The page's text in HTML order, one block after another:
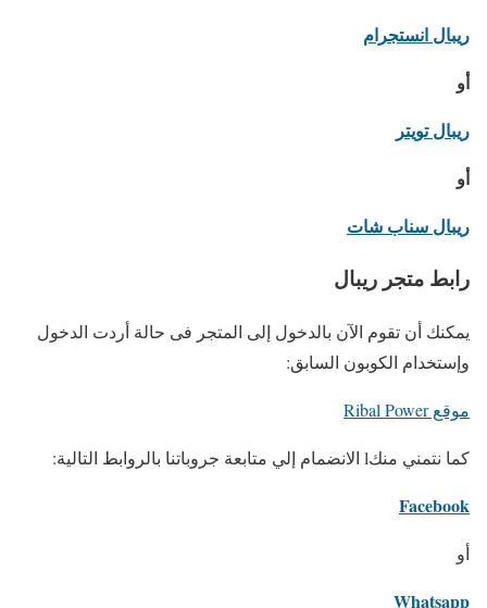
ريبال انستجرام
أو
ريبال تويتر
أو
ريبال سناب شات
رابط متجر ريبال
يمكنك أن تقوم الآن بالدخول إلى المتجر فى حالة أردت الدخول
وإستخدام الكوبون السابق:
موقع Ribal Power
كما نتمني منكl الانضمام إلي متابعة جروباتنا بالروابط التالية:
Facebook
أو
Whatsapp